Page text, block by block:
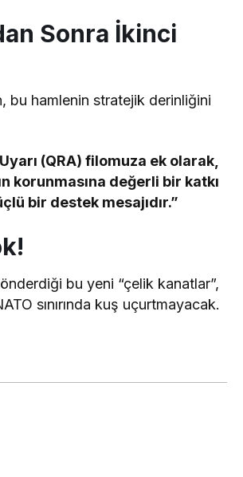
Sonra İkinci
bu hamlenin stratejik derinliğini
(QRA) filomuza ek olarak,
korunmasına değerli bir katkı
bir destek mesajıdır.”
bu yeni “çelik kanatlar”,
sınırında kuş uçurtmayacak.